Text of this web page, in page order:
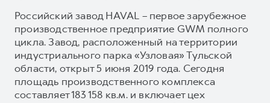
Российский завод HAVAL – первое зарубежное
производственное предприятие GWM полного
цикла. Завод, расположенный на территории
индустриального парка «Узловая» Тульской
области, открыт 5 июня 2019 года. Сегодня
площадь производственного комплекса
составляет 183 158 кв.м. и включает цех